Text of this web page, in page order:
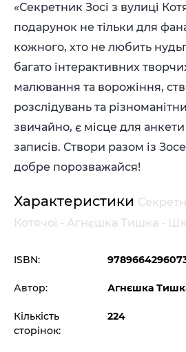
«Секретник Зосі з вулиці
подарунок не тільки для
кожного, хто не любить
багато інтерактивних
малювання та ворожіння,
розслідувань та
звичайно, є місце для анкети
записів. Створи разом із
добре порозважайся!
Характеристики
Котячої - Агнєшка Тишка -
ISBN:
Автор: Агнєшка
Кількість
сторінок:
224